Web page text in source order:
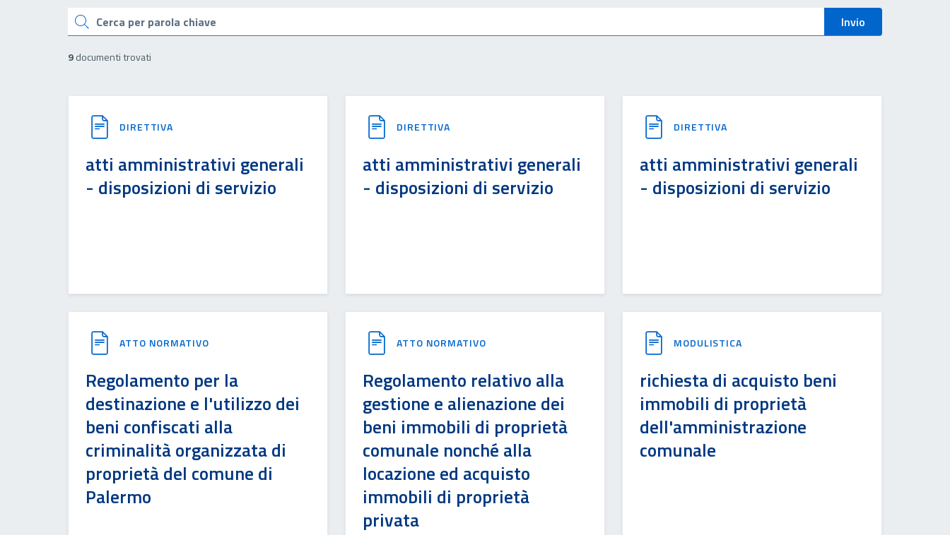
Cerca Invio
9documenti trovati
DIRETTIVA
atti amministrativi generali
- disposizioni di servizio
DIRETTIVA
atti amministrativi generali
- disposizioni di servizio
DIRETTIVA
atti amministrativi generali
- disposizioni di servizio
ATTO NORMATIVO
Regolamento per la
destinazione e l'utilizzo dei
beni confiscati alla
criminalità organizzata di
proprietà del comune di
Palermo
ATTO NORMATIVO
Regolamento relativo alla
gestione e alienazione dei
beni immobili di proprietà
comunale nonché alla
locazione ed acquisto
immobili di proprietà
privata
MODULISTICA
richiesta di acquisto beni
immobili di proprietà
dell'amministrazione
comunale